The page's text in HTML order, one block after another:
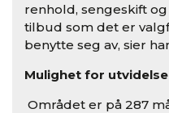
renhold, sengeskift
tilbud som det er
benytte seg av, sier
Mulighet for utvidelse
Området er på 287